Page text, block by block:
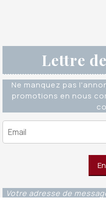
Lettre
Ne manquez pas
promotions en nous
Votre adresse de